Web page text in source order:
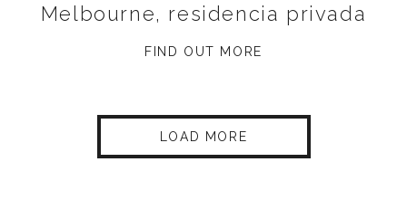
Melbourne, residencia privada
FIND OUT MORE
LOAD MORE